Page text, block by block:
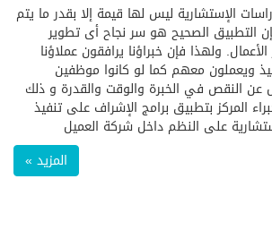
الإستشارية ليس لها قيمة إلا بقدر ما يتم
التطبيق الصحيح هو سر نجاح أى تطوير
ولهذا فإن خبراؤنا يرافقون عملاؤنا
ويعملون معهم كما لو كانوا موظفين
عن النقص في الخبرة والوقت والقدرة و ذلك
المركز بتطبيق برامج الإشراف على تنفيذ
على النظم داخل شركة العميل
المزيد »